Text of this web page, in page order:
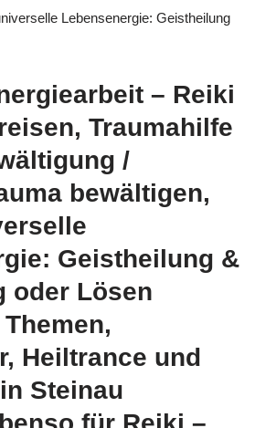
Lebensenergie: Geistheilung
– Reiki
Traumahilfe
/
bewältigen,
Geistheilung &
oder Lösen
Heiltrance und
Steinau